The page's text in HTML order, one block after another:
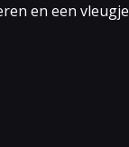
en een vleugje